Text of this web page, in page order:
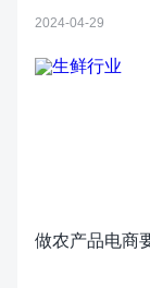
2024-04-29
做农产品电商